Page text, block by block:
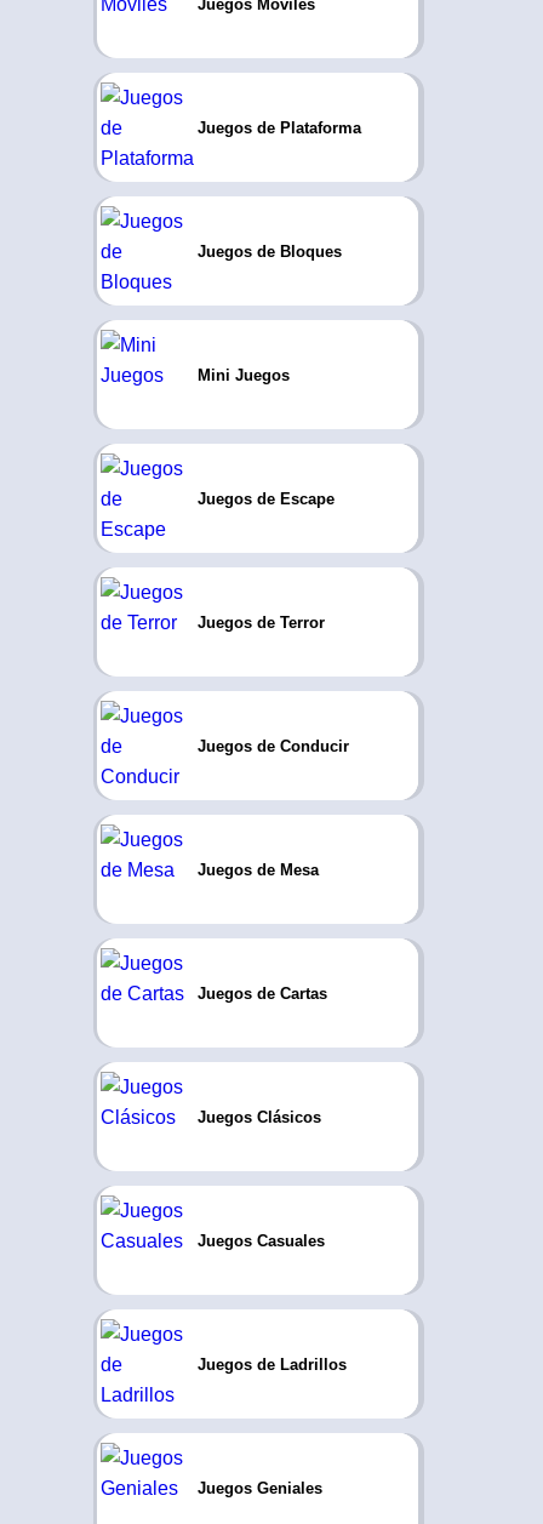
Juegos Móviles
Juegos de Plataforma
Juegos de Bloques
Mini Juegos
Juegos de Escape
Juegos de Terror
Juegos de Conducir
Juegos de Mesa
Juegos de Cartas
Juegos Clásicos
Juegos Casuales
Juegos de Ladrillos
Juegos Geniales